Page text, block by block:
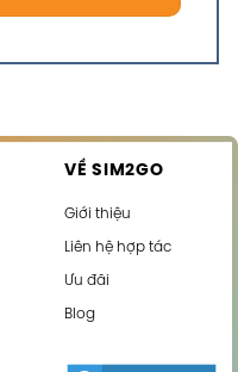
VỀ SIM2GO
Giới thiệu
Liên hệ hợp tác
Ưu đãi
Blog